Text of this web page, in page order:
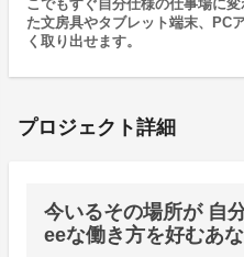
こでもすぐ自分仕様の仕事場に
た文房具やタブレット端末、PC
く取り出せます。
プロジェクト詳細
今いるその場所が 自
eeな働き方を好むあ